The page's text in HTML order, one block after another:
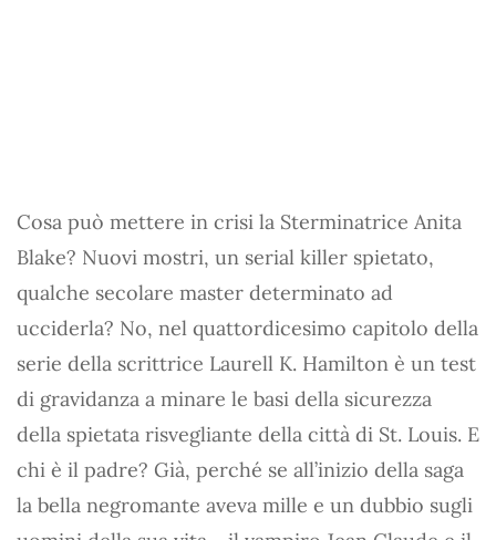
Cosa può mettere in crisi la Sterminatrice Anita
Blake? Nuovi mostri, un serial killer spietato,
qualche secolare master determinato ad
ucciderla? No, nel quattordicesimo capitolo della
serie della scrittrice Laurell K. Hamilton è un test
di gravidanza a minare le basi della sicurezza
della spietata risvegliante della città di St. Louis. E
chi è il padre? Già, perché se all’inizio della saga
la bella negromante aveva mille e un dubbio sugli